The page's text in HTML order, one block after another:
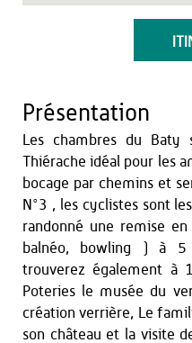
Présentation
Les chambres du
Thiérache idéal pour les
bocage par chemins et
N°3 , les cyclistes sont
randonné une remise
balnéo, bowling ) à 5
trouverez également à
Poteries le musée du
création verrière, Le
son château et la visite